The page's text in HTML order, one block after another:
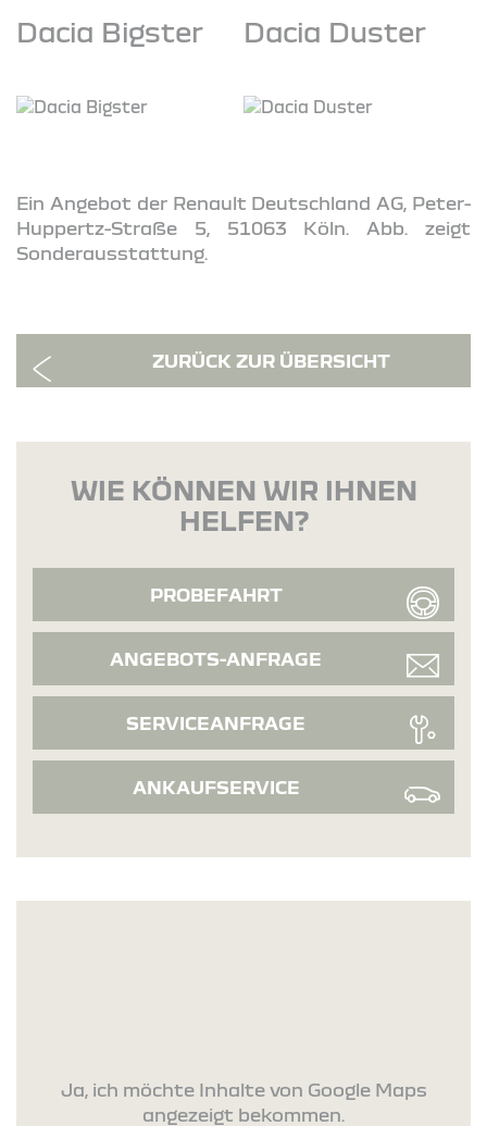
Dacia Bigster Dacia Duster
Ein Angebot der Renault Deutschland AG, Peter-
Huppertz-Straße 5, 51063 Köln. Abb. zeigt
Sonderausstattung.
ZURÜCK ZUR ÜBERSICHT
WIE KÖNNEN WIR IHNEN
HELFEN?
PROBEFAHRT
ANGEBOTS-ANFRAGE
SERVICEANFRAGE
ANKAUFSERVICE
Ja, ich möchte Inhalte von Google Maps
angezeigt bekommen.